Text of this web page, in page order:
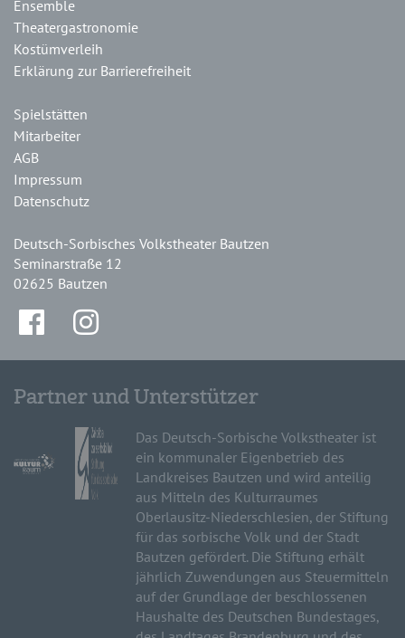
Ensemble
Theatergastronomie
Kostümverleih
Erklärung zur Barrierefreiheit
Spielstätten
Mitarbeiter
AGB
Impressum
Datenschutz
Deutsch-Sorbisches Volkstheater Bautzen
Seminarstraße 12
02625 Bautzen
Partner und Unterstützer
Das Deutsch-Sorbische Volkstheater ist
ein kommunaler Eigenbetrieb des
Landkreises Bautzen und wird anteilig
aus Mitteln des Kulturraumes
Oberlausitz-Niederschlesien, der Stiftung
für das sorbische Volk und der Stadt
Bautzen gefördert. Die Stiftung erhält
jährlich Zuwendungen aus Steuermitteln
auf der Grundlage der beschlossenen
Haushalte des Deutschen Bundestages,